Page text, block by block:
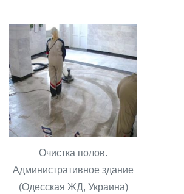
Очистка полов.
Административное здание
(Одесская ЖД, Украина)